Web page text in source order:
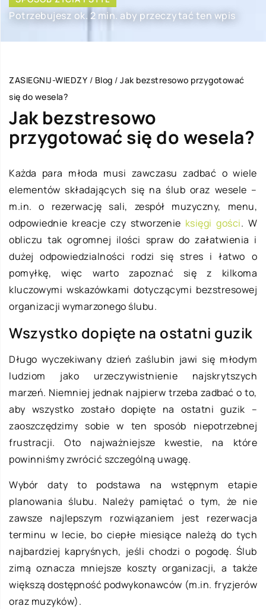
Potrzebujesz ok. 2 min. aby przeczytać ten wpis
ZASIEGNIJ-WIEDZY / Blog / Jak bezstresowo przygotować
się do wesela?
Jak bezstresowo
przygotować się do wesela?
Każda para młoda musi zawczasu zadbać o wiele
elementów składających się na ślub oraz wesele –
m.in. o rezerwację sali, zespół muzyczny, menu,
odpowiednie kreacje czy stworzenie księgi gości. W
obliczu tak ogromnej ilości spraw do załatwienia i
dużej odpowiedzialności rodzi się stres i łatwo o
pomyłkę, więc warto zapoznać się z kilkoma
kluczowymi wskazówkami dotyczącymi bezstresowej
organizacji wymarzonego ślubu.
Wszystko dopięte na ostatni guzik
Długo wyczekiwany dzień zaślubin jawi się młodym
ludziom jako urzeczywistnienie najskrytszych
marzeń. Niemniej jednak najpierw trzeba zadbać o to,
aby wszystko zostało dopięte na ostatni guzik –
zaoszczędzimy sobie w ten sposób niepotrzebnej
frustracji. Oto najważniejsze kwestie, na które
powinniśmy zwrócić szczególną uwagę.
Wybór daty to podstawa na wstępnym etapie
planowania ślubu. Należy pamiętać o tym, że nie
zawsze najlepszym rozwiązaniem jest rezerwacja
terminu w lecie, bo ciepłe miesiące należą do tych
najbardziej kapryśnych, jeśli chodzi o pogodę. Ślub
zimą oznacza mniejsze koszty organizacji, a także
większą dostępność podwykonawców (m.in. fryzjerów
oraz muzyków).